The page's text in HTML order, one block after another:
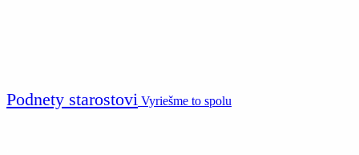
Podnety starostovi Vyriešme to spolu